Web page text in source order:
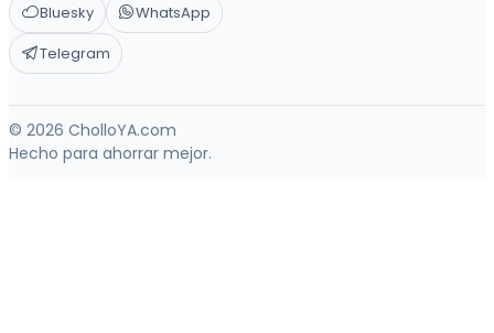
Bluesky
WhatsApp
Telegram
© 2026 CholloYA.com
Hecho para ahorrar mejor.